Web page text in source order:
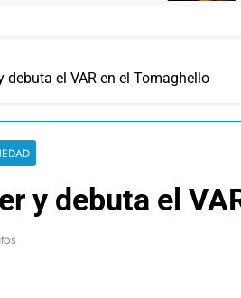
debuta el VAR en el Tomaghello
y debuta el